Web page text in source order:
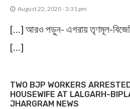
August 22, 2020 - 3:31 pm
[…] আরও পড়ুন- এগরায় তৃণমূল-
[…]
TWO BJP WORKERS
HOUSEWIFE AT LALGARH-
JHARGRAM NEWS